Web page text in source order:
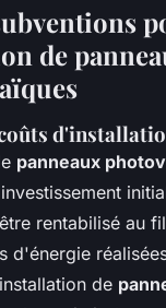
de
panneaux
rentabilisé au
d'énergie
de